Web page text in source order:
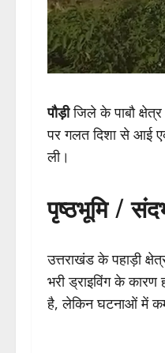
पौड़ीजिले के पाबौ
पर गलत दिशा से आई
ली।
पृष्ठभूमि /
उत्तराखंड के पहाड़ी
भरी ड्राइविंग के
है, लेकिन घटनाओं में